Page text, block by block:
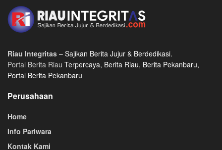
Riau Integritas – Sajikan Berita Jujur & Berdedikasi.
Portal Berita Riau Terpercaya, Berita Riau, Berita Pekanbaru,
Portal Berita Pekanbaru
Perusahaan
Home
Info Pariwara
Kontak Kami